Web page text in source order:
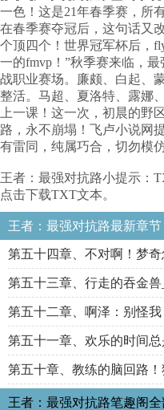
一色！这是21年春季赛，所
在春季赛夺冠后，这句话又
个顶四个！世界冠军杯后，
一的fmvp！”秋季赛来临，
战职业赛场。廉颇、白起、
整活。马超、夏洛特、露娜
上一课！这一次，初晨的野
路，永不崩塌！飞卢小说网
有雷同，纯属巧合，切勿模
王者：最强对抗路小提示：
点击下载TXT文本。
王者：最强对抗路最新章节
第五十四章、不对啊！梦
第五十三章、行走的吞金兽
第五十二章、啊泽：别怪
第五十一章、欢乐的时间
第五十章、教练的脑回路
王者：最强对抗路笔趣阁